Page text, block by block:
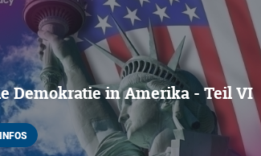
Demokratie in Amerika - Teil VI